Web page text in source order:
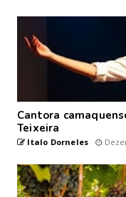
Cantora
Teixeira
Italo Dorneles